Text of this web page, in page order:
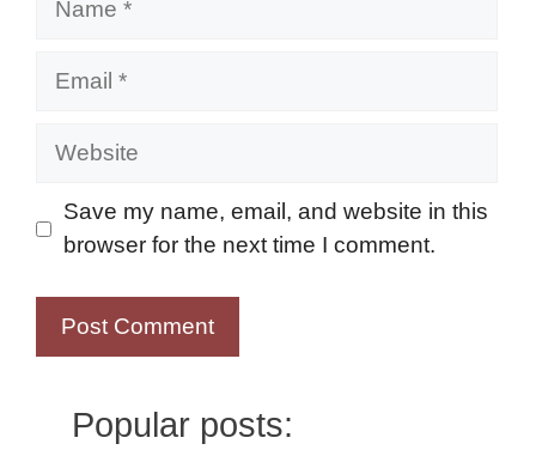
Website
Save my name, email, and website in this
browser for the next time I comment.
Popular posts: